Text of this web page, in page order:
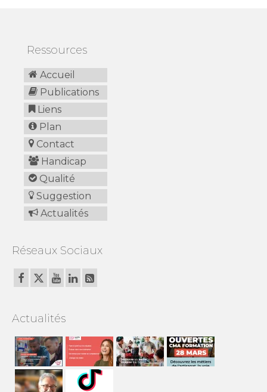
Ressources
Accueil
Publications
Liens
Plan
Contact
Handicap
Qualité
Suggestion
Actualités
Réseaux Sociaux
Actualités